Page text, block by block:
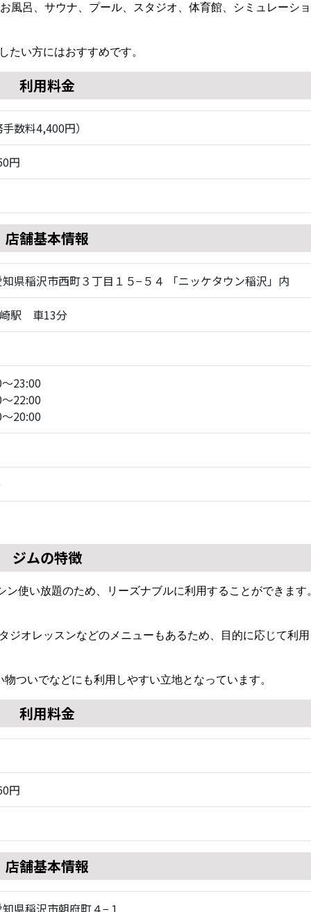
風呂、サウナ、プール、スタジオ、体育館、シミュレーシ
たい方にはおすすめです。
利用料金
数料4,400円）
円
店舗基本情報
県稲沢市西町３丁目１５−５４ 「ニッケタウン稲沢」内
駅 車13分
23:00
22:00
20:00
ジムの特徴
使い放題のため、リーズナブルに利用することができます
ジオレッスンなどのメニューもあるため、目的に応じて利
ついでなどにも利用しやすい立地となっています。
利用料金
円
店舗基本情報
県稲沢市朝府町４−１